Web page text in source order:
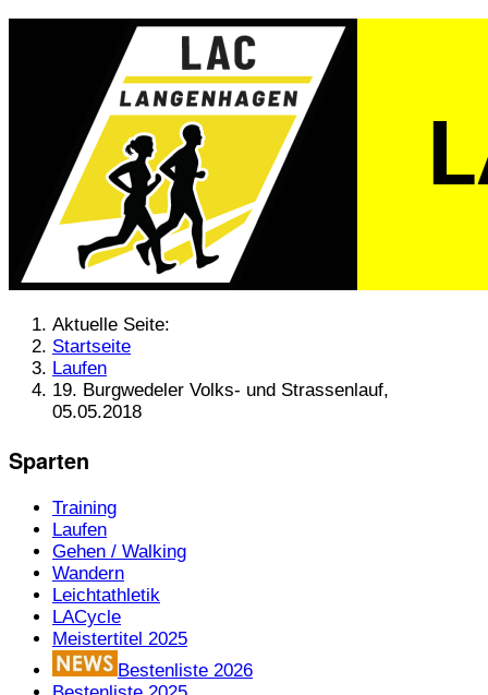
Aktuelle Seite:
Startseite
Laufen
19. Burgwedeler Volks- und Strassenlauf,
05.05.2018
Sparten
Training
Laufen
Gehen / Walking
Wandern
Leichtathletik
LACycle
Meistertitel 2025
Bestenliste 2026